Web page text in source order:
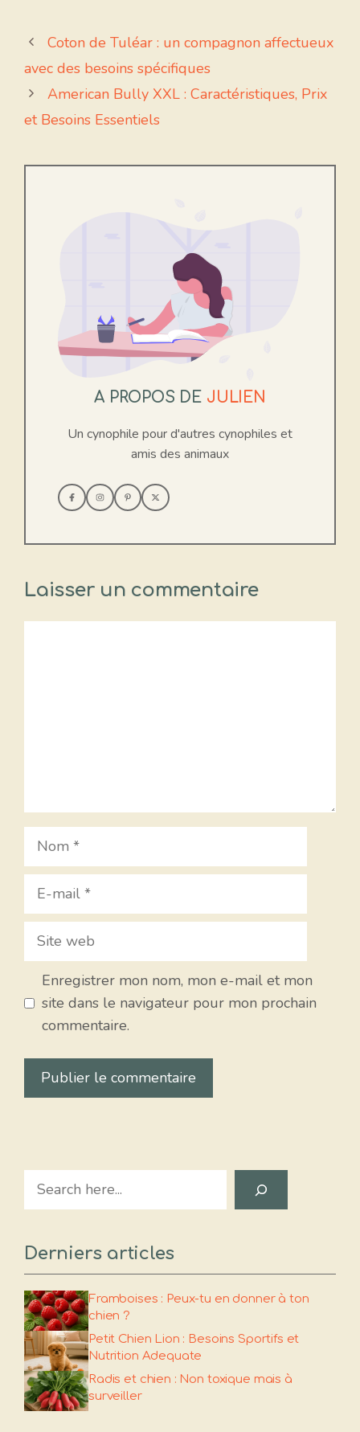
Coton de Tuléar : un compagnon affectueux
avec des besoins spécifiques
American Bully XXL : Caractéristiques, Prix
et Besoins Essentiels
A PROPOS DE JULIEN
Un cynophile pour d'autres cynophiles et
amis des animaux
Laisser un commentaire
Nom
E-
Site
Enregistrer mon nom, mon e-mail et mon
site dans le navigateur pour mon prochain
commentaire.
Search
Derniers articles
Framboises : Peux-tu en donner à ton
chien ?
Petit Chien Lion : Besoins Sportifs et
Nutrition Adequate
Radis et chien : Non toxique mais à
surveiller